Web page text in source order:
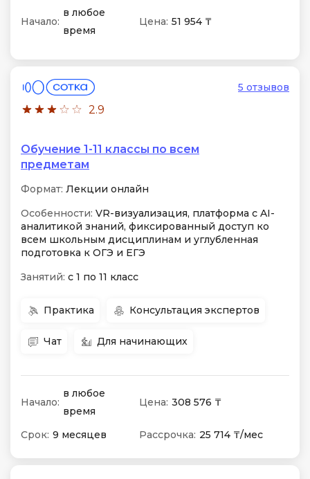
Начало:
в любое
время
Цена: 51 954 ₸
2.9
5 отзывов
Обучение 1-11 классы по всем
предметам
Формат: Лекции онлайн
Особенности: VR-визуализация, платформа с AI-
аналитикой знаний, фиксированный доступ ко
всем школьным дисциплинам и углубленная
подготовка к ОГЭ и ЕГЭ
Занятий: с 1 по 11 класс
Практика Консультация экспертов
Чат Для начинающих
Начало:
в любое
время
Цена: 308 576 ₸
Срок: 9 месяцев Рассрочка: 25 714 ₸/мес